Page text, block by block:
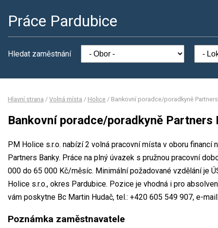
Práce Pardubice
Hledat zaměstnání
Hlavní strana / Volná místa / Holice / Bankovní poradce/poradkyně
Bankovní poradce/poradkyně Partners
PM Holice s.r.o. nabízí 2 volná pracovní místa v oboru financí
Partners Banky. Práce na plný úvazek s pružnou pracovní
000 do 65 000 Kč/měsíc. Minimální požadované vzdělání je
Holice s.r.o., okres Pardubice. Pozice je vhodná i pro
vám poskytne Bc Martin Hudač, tel.: +420 605 549 907, e-
Poznámka zaměstnavatele